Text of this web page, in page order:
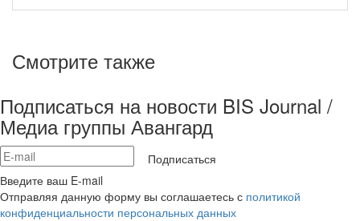
Смотрите также
Подписаться на новости BIS Journal /
Медиа группы Авангард
Подписаться
Введите ваш E-mail
Отправляя данную форму вы соглашаетесь с политикой
конфиденциальности персональных данных